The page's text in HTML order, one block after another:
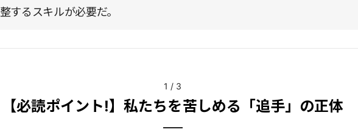
整するスキルが必要だ。
1 / 3
【必読ポイント!】私たちを苦しめる「追手」の正体